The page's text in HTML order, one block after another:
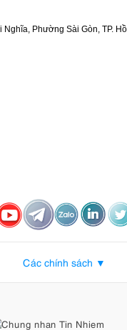
Nghĩa, Phường Sài Gòn, TP.
Các chính sách ▼